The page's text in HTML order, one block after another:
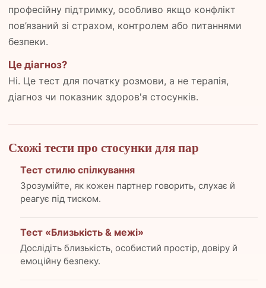
професійну підтримку, особливо якщо конфлікт
пов’язаний зі страхом, контролем або питаннями
безпеки.
Це діагноз?
Ні. Це тест для початку розмови, а не терапія,
діагноз чи показник здоров'я стосунків.
Схожі тести про стосунки для пар
Тест стилю спілкування
Зрозумійте, як кожен партнер говорить, слухає й
реагує під тиском.
Тест «Близькість & межі»
Дослідіть близькість, особистий простір, довіру й
емоційну безпеку.